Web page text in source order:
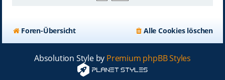
Foren-Übersicht Alle Cookies löschen
Absolution Style by Premium phpBB Styles